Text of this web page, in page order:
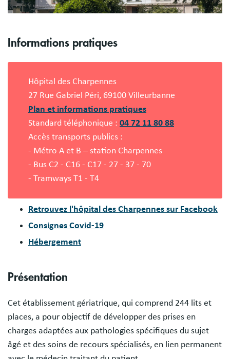
Informations pratiques
Hôpital des Charpennes
27 Rue Gabriel Péri, 69100 Villeurbanne
Plan et informations pratiques
Standard téléphonique : 04 72 11 80 88
Accès transports publics :
- Métro A et B – station Charpennes
- Bus C2 - C16 - C17 - 27 - 37 - 70
- Tramways T1 - T4
Retrouvez l'hôpital des Charpennes sur Facebook
Consignes Covid-19
Hébergement
Présentation
Cet établissement gériatrique, qui comprend 244 lits et
places, a pour objectif de développer des prises en
charges adaptées aux pathologies spécifiques du sujet
âgé et des soins de recours spécialisés, en lien permanent